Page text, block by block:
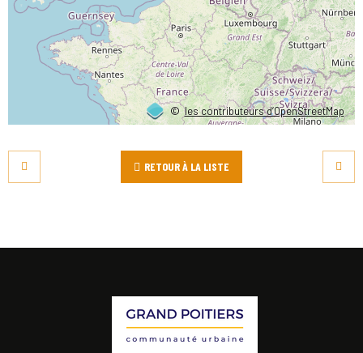
©les contributeurs d’OpenStreetMap
RETOUR À LA LISTE